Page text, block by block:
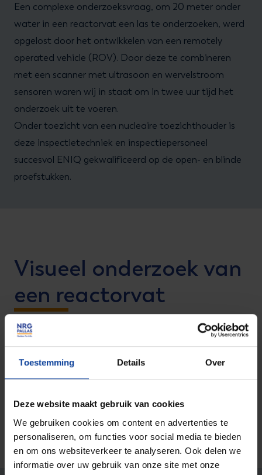
Toestemming Details Over
Deze website maakt gebruik van cookies
We gebruiken cookies om content en advertenties te
personaliseren, om functies voor social media te bieden
en om ons websiteverkeer te analyseren. Ook delen we
informatie over uw gebruik van onze site met onze
Een complexe onderzoeksvraag, om 20 meter onder
water in een reactorvat een las te onderzoeken, werd
opgelost door het ontwikkelen van een remotely
operated vehicle (ROV). Door deze te combineren
met een scanner met ultrasoon en wervelstroom
sensoren waren wij in staat om in twee uur tijd het
onderzoek uit te voeren.
Onder toezicht van een nucleaire toezichthouder is
deze inspectietechniek en inspectiepersoneel
succesvol ENIQ gekwalificeerd op de open- en blinde
proefstukken.
Visueel onderzoek van
een reactorvat
Minutieus is een reactorvat cm voor cm in kaart
gebracht en beoordeeld. Door ons op maat
geschreven software is gebruikt om het visuele
beelden zijn voorzien van positie.